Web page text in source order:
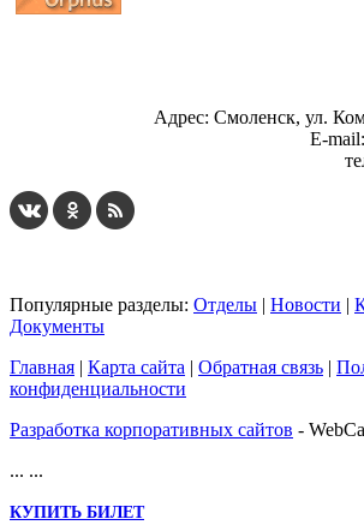
Адрес: Смоленск, ул.
E-mail:
Популярные разделы: Отделы | Новости |
Документы
Главная | Карта сайта | Обратная связь |
конфиденциальности
Разработка корпоративных сайтов -
... ...
КУПИТЬ БИЛЕТ